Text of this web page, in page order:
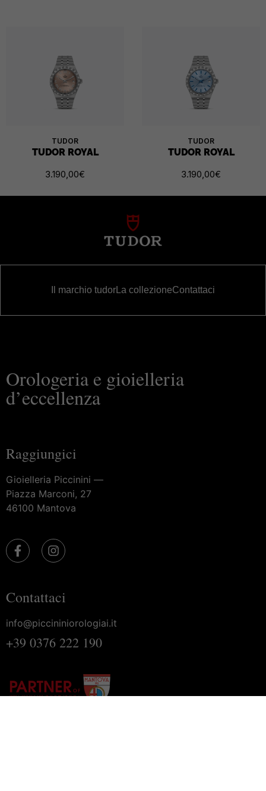
TUDOR
TUDOR ROYAL
3.190,00€
TUDOR
TUDOR ROYAL
3.190,00€
Il marchio tudorLa collezioneContattaci
Orologeria e gioielleria
d’eccellenza
Raggiungici
Gioielleria Piccinini —
Piazza Marconi, 27
46100 Mantova
Contattaci
info@piccininiorologiai.it
+39 0376 222 190